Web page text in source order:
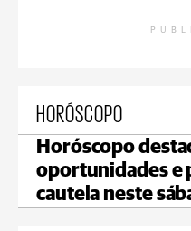
HORÓSCOPO
Horóscopo
oportunidades e
cautela neste